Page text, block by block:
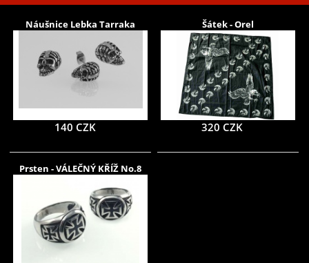
Náušnice Lebka Tarraka
140 CZK
Šátek - Orel
320 CZK
Prsten - VÁLEČNÝ KŘÍŽ No.8